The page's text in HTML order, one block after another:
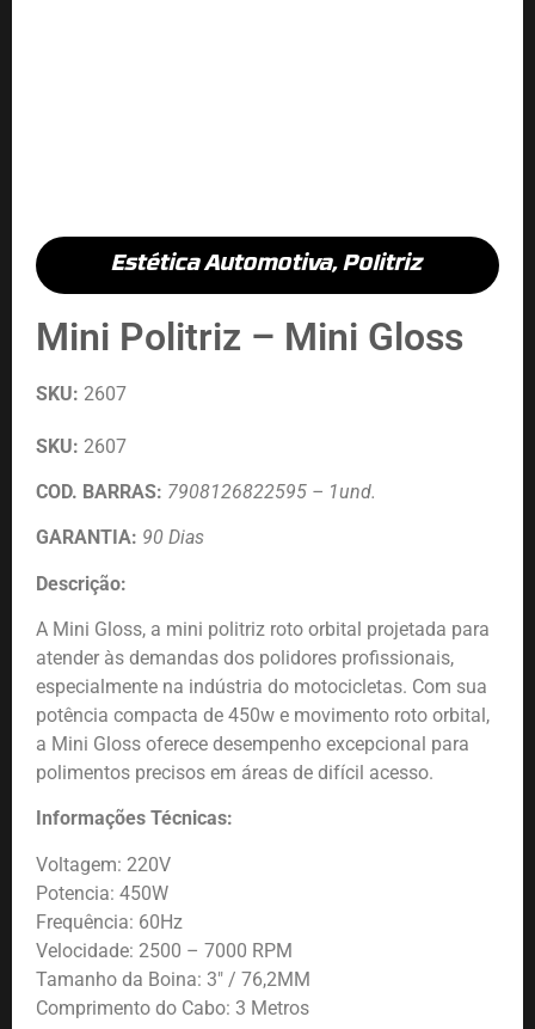
Estética Automotiva,Politriz
Mini Politriz – Mini Gloss
SKU: 2607
SKU: 2607
COD. BARRAS: 7908126822595 – 1und.
GARANTIA: 90 Dias
Descrição:
A Mini Gloss, a mini politriz roto orbital projetada para
atender às demandas dos polidores profissionais,
especialmente na indústria do motocicletas. Com sua
potência compacta de 450w e movimento roto orbital,
a Mini Gloss oferece desempenho excepcional para
polimentos precisos em áreas de difícil acesso.
Informações Técnicas:
Voltagem: 220V
Potencia: 450W
Frequência: 60Hz
Velocidade: 2500 – 7000 RPM
Tamanho da Boina: 3″ / 76,2MM
Comprimento do Cabo: 3 Metros